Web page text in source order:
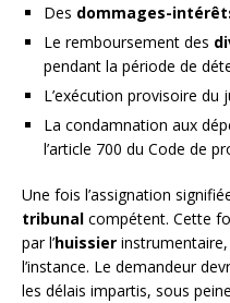
Des dommages-
Le remboursement des
pendant la période de
L’exécution provisoire
La condamnation aux
l’article 700 du Code de
Une fois l’assignation
tribunal compétent. Cette
par l’huissier
l’instance. Le demandeur
les délais impartis, sous